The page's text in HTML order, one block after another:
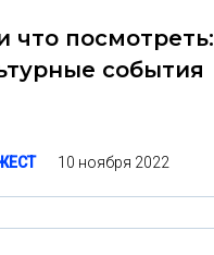
что посмотреть:
события
10 ноября 2022